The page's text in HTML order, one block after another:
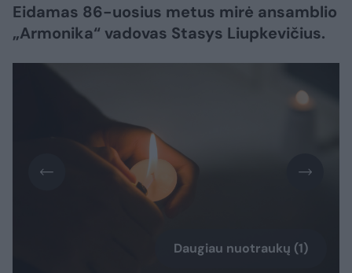
Eidamas 86-uosius metus mirė ansamblio
„Armonika“ vadovas Stasys Liupkevičius.
Daugiau nuotraukų (1)